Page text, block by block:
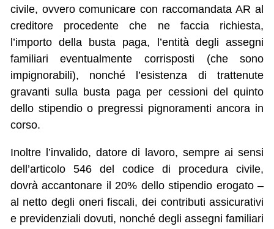
civile, ovvero comunicare con raccomandata AR al
creditore procedente che ne faccia richiesta,
l’importo della busta paga, l’entità degli assegni
familiari eventualmente corrisposti (che sono
impignorabili), nonché l’esistenza di trattenute
gravanti sulla busta paga per cessioni del quinto
dello stipendio o pregressi pignoramenti ancora in
corso.
Inoltre l’invalido, datore di lavoro, sempre ai sensi
dell’articolo 546 del codice di procedura civile,
dovrà accantonare il 20% dello stipendio erogato –
al netto degli oneri fiscali, dei contributi assicurativi
e previdenziali dovuti, nonché degli assegni familiari